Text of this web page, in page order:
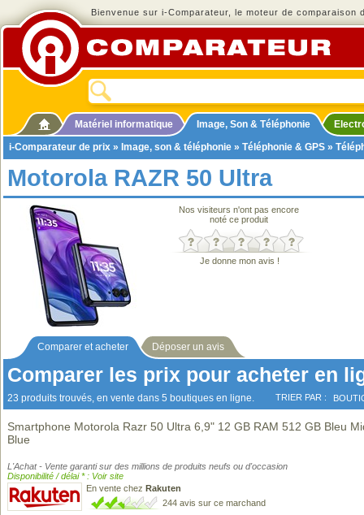
Bienvenue sur i-Comparateur, le moteur de comparaison
Matériel informatique Image, Son & Téléphonie
i-Comparateur de prix » Image, son & téléphonie » Téléphonie & GPS »
Motorola RAZR 50 Ultra
Nos visiteurs n'ont pas encore
noté ce produit
Je donne mon avis !
Comparer et acheter Déposer un avis
Comparer les prix pour acheter en
23 produits trouvés, en vente dans 5 boutiques en ligne. TRIER PAR :
Smartphone Motorola Razr 50 Ultra 6,9" 12 GB RAM 512 GB Bleu
Blue
L'Achat - Vente garanti sur des millions de produits neufs ou d'occasion
Disponibilité / délai * : Voir site
En vente chez Rakuten
244 avis sur ce marchand